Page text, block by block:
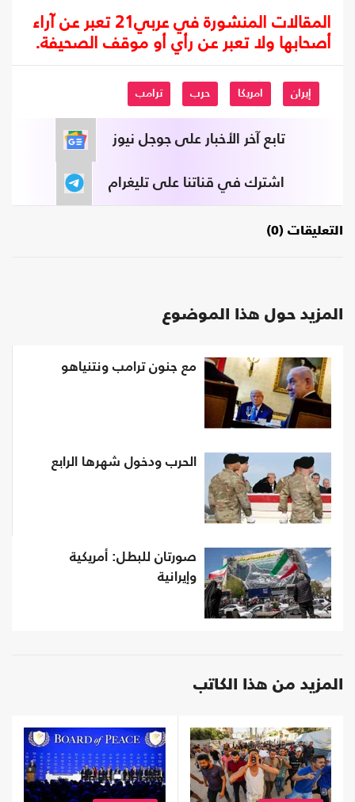
المقالات المنشورة في عربي21 تعبر عن آراء
أصحابها ولا تعبر عن رأي أو موقف الصحيفة.
إيران امريكا حرب ترامب
تابع آخر الأخبار على جوجل نيوز
اشترك في قناتنا على تليغرام
التعليقات (0)
المزيد حول هذا الموضوع
مع جنون ترامب ونتنياهو
الحرب ودخول شهرها الرابع
صورتان للبطل: أمريكية
وإيرانية
المزيد من هذا الكاتب